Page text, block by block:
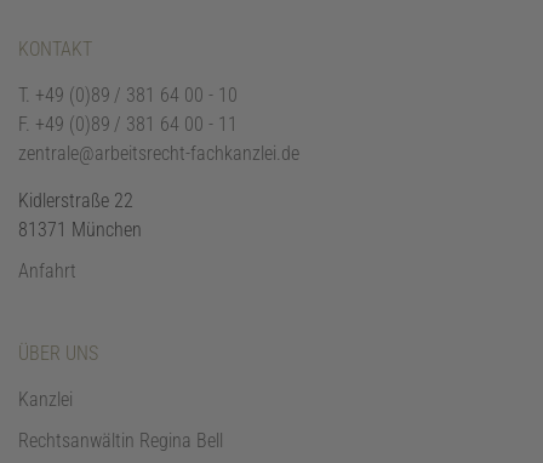
KONTAKT
T. +49 (0)89 / 381 64 00 - 10
F. +49 (0)89 / 381 64 00 - 11
zentrale@arbeitsrecht-fachkanzlei.de
Kidlerstraße 22
81371 München
Anfahrt
ÜBER UNS
Kanzlei
Rechtsanwältin Regina Bell